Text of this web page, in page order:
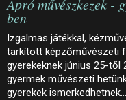
Apró művészkezek -
ben
Izgalmas játékkal,
tarkított képzőművészeti
gyerekeknek június 25-
gyermek művészeti
gyerekek ismerkedhetnek…